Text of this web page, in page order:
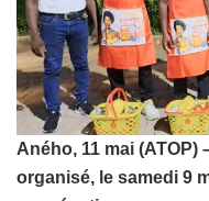
Aného, 11 mai (ATOP)
organisé, le samedi 9